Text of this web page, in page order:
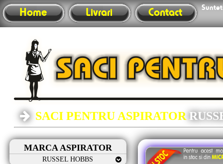
Home Livrari Contact
SACI PENTRU ASPIRATOR
MARCA ASPIRATOR
RUSSEL HOBBS